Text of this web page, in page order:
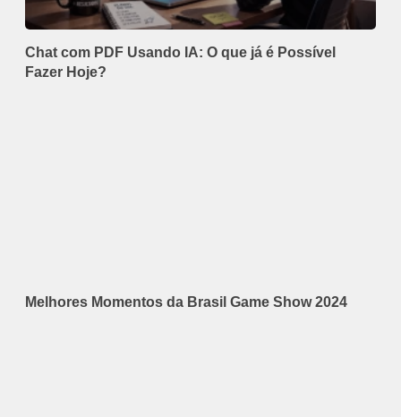
Chat com PDF Usando IA: O que já é Possível
Fazer Hoje?
Melhores Momentos da Brasil Game Show 2024